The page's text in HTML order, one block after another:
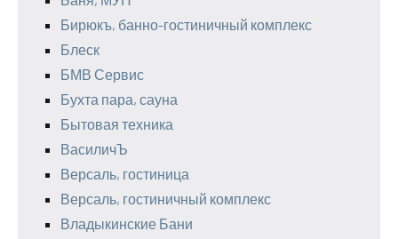
Бирюкъ, банно-гостиничный комплекс
Блеск
БМВ Сервис
Бухта пара, сауна
Бытовая техника
ВасиличЪ
Версаль, гостиница
Версаль, гостиничный комплекс
Владыкинские Бани